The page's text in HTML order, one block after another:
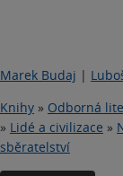
Marek Budaj |
Knihy » Odborná
» Lidé a civilizace »
sběratelství